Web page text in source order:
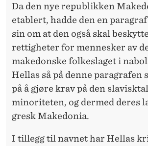
Da den nye republikken
etablert, hadde den en
sin om at den også skal
rettigheter for mennesker av
makedonske folkeslaget i
Hellas så på denne paragrafen
på å gjøre krav på den
minoriteten, og dermed deres
gresk Makedonia.
I tillegg til navnet har Hellas